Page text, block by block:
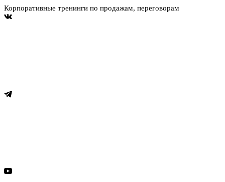
Корпоративные тренинги по продажам, переговорам